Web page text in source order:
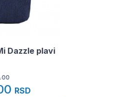
Dazzle plavi
RSD